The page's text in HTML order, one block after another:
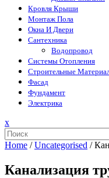
Кровля Крыши
Монтаж Пола
Окна И Двери
Сантехника
Водопровод
Системы Отопления
Строительные
Фасад
Фундамент
Электрика
xЗакрыть
меню
Home /Uncategorised /
Канализация